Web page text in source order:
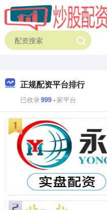
正规配资平台排行
已收录999+家平台